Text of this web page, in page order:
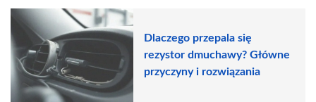
Dlaczego przepala się
rezystor dmuchawy? Główne
przyczyny i rozwiązania